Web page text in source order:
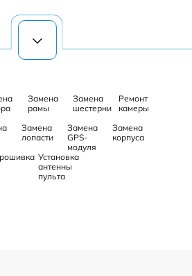
Замена
рамы
Замена
шестерни
Ремонт
камеры
Замена
лопасти
Замена
GPS-
модуля
Замена
корпуса
Установка
антенны
пульта